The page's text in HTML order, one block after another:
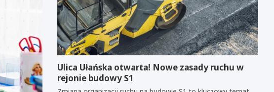
Ulica Ułańska otwarta! Nowe zasady ruchu w
rejonie budowy S1